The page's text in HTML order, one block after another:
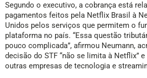
Segundo o executivo, a cobrança está
pagamentos feitos pela Netflix Brasil à
Unidos pelos serviços que permitem o
plataforma no país. “Essa questão
pouco complicada”, afirmou Neumann,
decisão do STF “não se limita à Netflix”
outras empresas de tecnologia e